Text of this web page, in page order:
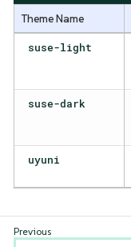
Theme Name
suse-light
suse-dark
uyuni